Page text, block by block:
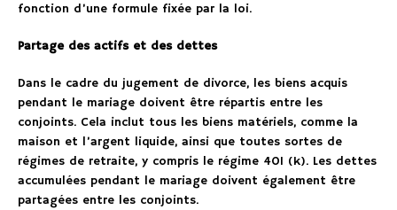
fonction d’une formule fixée par la loi.
Partage des actifs et des dettes
Dans le cadre du jugement de divorce, les biens acquis
pendant le mariage doivent être répartis entre les
conjoints. Cela inclut tous les biens matériels, comme la
maison et l’argent liquide, ainsi que toutes sortes de
régimes de retraite, y compris le régime 401 (k). Les dettes
accumulées pendant le mariage doivent également être
partagées entre les conjoints.